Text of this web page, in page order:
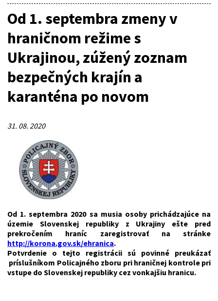
Od 1. septembra zmeny v
hraničnom režime s
Ukrajinou, zúžený zoznam
bezpečných krajín a
karanténa po novom
31. 08. 2020
Od 1. septembra 2020 sa musia osoby prichádzajúce na
územie Slovenskej republiky z Ukrajiny ešte pred
prekročením hraníc zaregistrovať na stránke
http://korona.gov.sk/ehranica.
Potvrdenie o tejto registrácii sú povinné preukázať
príslušníkom Policajného zboru pri hraničnej kontrole pri
vstupe do Slovenskej republiky cez vonkajšiu hranicu.